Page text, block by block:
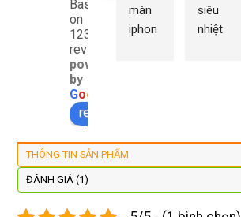
Based
on
1232
reviews
powered
by
Goo
review us on
màn
iphon
lại
siêu
nhiệt
tôi sẽ
THÔNG TIN SẢN PHẨM
ĐÁNH GIÁ (1)